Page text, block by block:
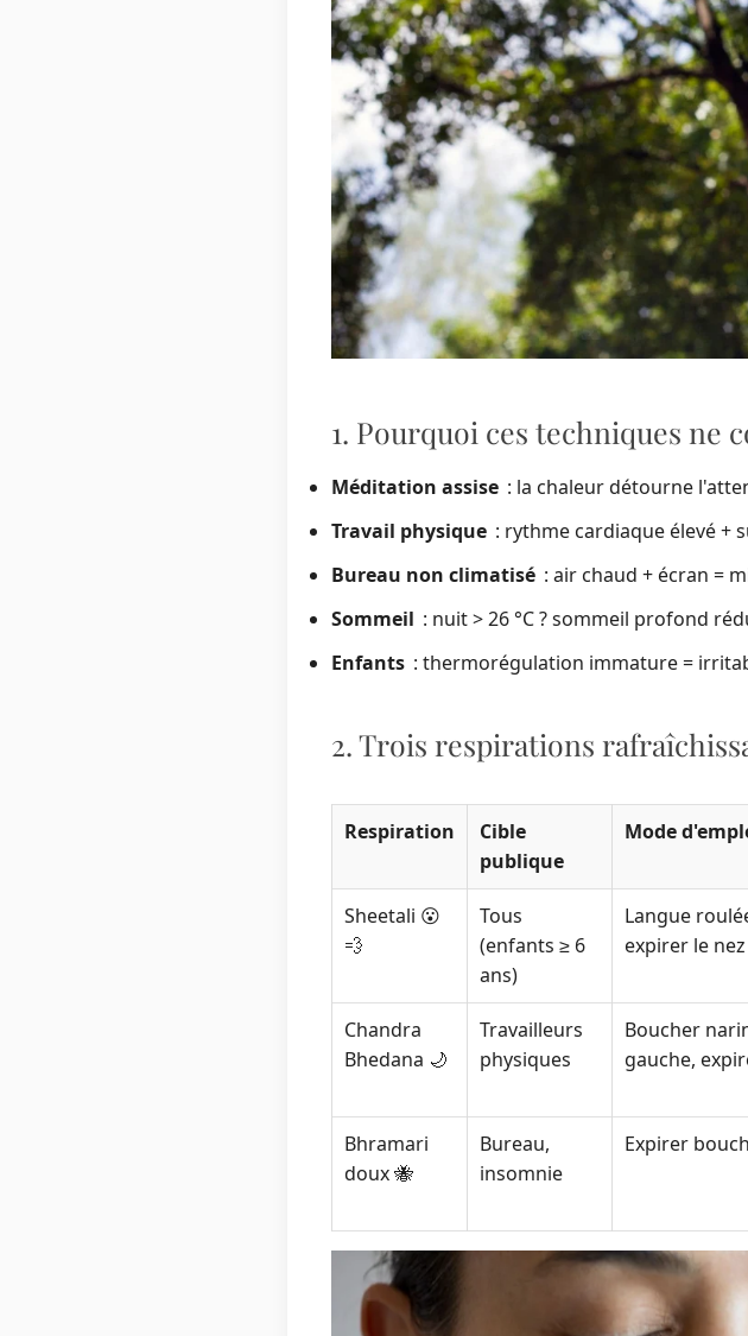
1. Pourquoi ces techniques ne
Méditation assise: la chaleur détourne
Travail physique: rythme cardiaque élevé +
Bureau non climatisé: air chaud + écran =
Sommeil : nuit > 26 °C ? sommeil profond
Enfants: thermorégulation immature =
2. Trois respirations
Respiration
Cible
publique
Mode
Sheetali 😮
💨
Tous
(enfants ≥ 6
ans)
Langue
expirer le nez
Chandra
Bhedana 🌙
Travailleurs
physiques
Boucher
gauche,
Bhramari
doux 🐝
Bureau,
insomnie
Expirer